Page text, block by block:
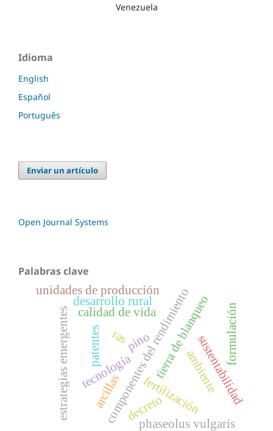
Venezuela
Idioma
English
Español
Português
Enviar un artículo
Open Journal Systems
Palabras clave
componentes del rendimiento
fertilización
phaseolus vulgaris
tierra de blanqueo
arcillas
tecnología
patentes
calidad de vida
desarrollo rural
sustentabilidad
unidades de producción
formulación
estrategias emergentes ambiente
decreto
raspino